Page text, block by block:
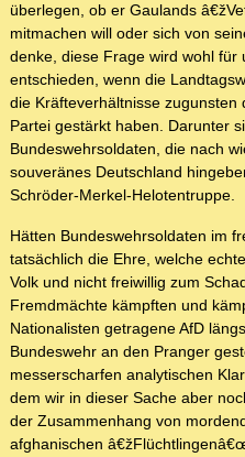
überlegen, ob er Gaulands
mitmachen will oder sich von
denke, diese Frage wird wohl für
entschieden, wenn die
die Kräfteverhältnisse
Partei gestärkt haben. Darunter
Bundeswehrsoldaten, die nach
souveränes Deutschland
Schröder-Merkel-Helotentruppe.
Hätten Bundeswehrsoldaten im
tatsächlich die Ehre, welche
Volk und nicht freiwillig zum
Fremdmächte kämpften und
Nationalisten getragene AfD
Bundeswehr an den Pranger
messerscharfen analytischen
dem wir in dieser Sache aber
der Zusammenhang von
afghanischen